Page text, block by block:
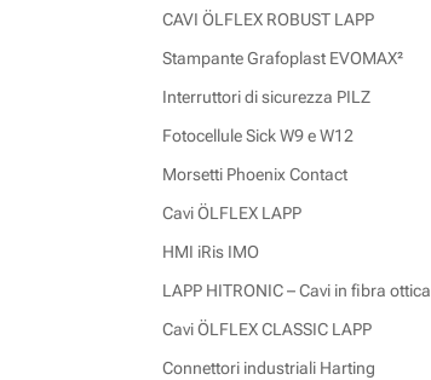
CAVI ÖLFLEX ROBUST LAPP
Stampante Grafoplast EVOMAX²
Interruttori di sicurezza PILZ
Fotocellule Sick W9 e W12
Morsetti Phoenix Contact
Cavi ÖLFLEX LAPP
HMI iRis IMO
LAPP HITRONIC – Cavi in fibra ottica
Cavi ÖLFLEX CLASSIC LAPP
Connettori industriali Harting